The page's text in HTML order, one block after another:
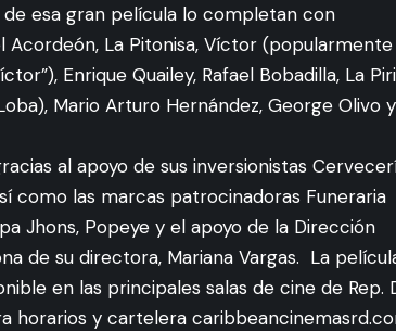
esa gran película lo completan con
Acordeón, La Pitonisa, Víctor (popularmente
Enrique Quailey, Rafael Bobadilla, La
Mario Arturo Hernández, George Olivo y
al apoyo de sus inversionistas
como las marcas patrocinadoras Funeraria
Jhons, Popeye y el apoyo de la Dirección
de su directora, Mariana Vargas. La
en las principales salas de cine de Rep.
horarios y cartelera